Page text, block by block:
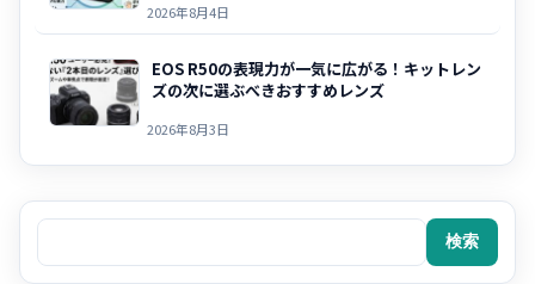
2026年8月4日
EOS R50の表現力が一気に広がる！キットレン
ズの次に選ぶべきおすすめレンズ
2026年8月3日
検索
検索